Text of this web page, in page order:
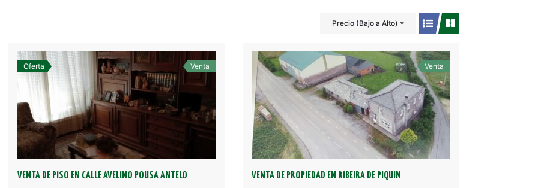
Precio (Bajo a Alto)
Oferta Venta
VENTA DE PISO EN CALLE AVELINO POUSA ANTELO
Venta
VENTA DE PROPIEDAD EN RIBEIRA DE PIQUIN